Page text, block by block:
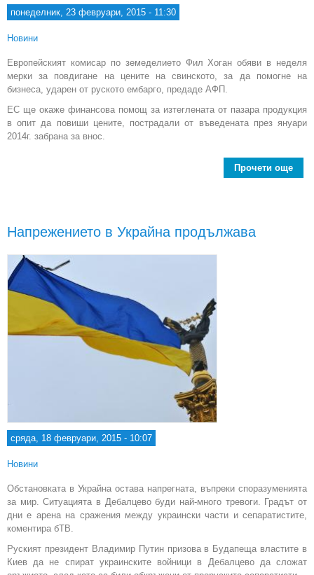
понеделник, 23 февруари, 2015 - 11:30
Новини
Европейският комисар по земеделието Фил Хоган обяви в неделя
мерки за повдигане на цените на свинското, за да помогне на
бизнеса, ударен от руското ембарго, предаде АФП.
ЕС ще окаже финансова помощ за изтеглената от пазара продукция
в опит да повиши цените, пострадали от въведената през януари
2014г. забрана за внос.
Прочети още
Напрежението в Украйна продължава
сряда, 18 февруари, 2015 - 10:07
Новини
Обстановката в Украйна остава напрегната, въпреки споразуменията
за мир. Ситуацията в Дебалцево буди най-много тревоги. Градът от
дни е арена на сражения между украински части и сепаратистите,
коментира бТВ.
Руският президент Владимир Путин призова в Будапеща властите в
Киев да не спират украинските войници в Дебалцево да сложат